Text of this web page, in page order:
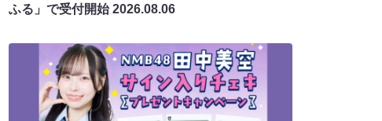
ふる」で受付開始2026.08.06